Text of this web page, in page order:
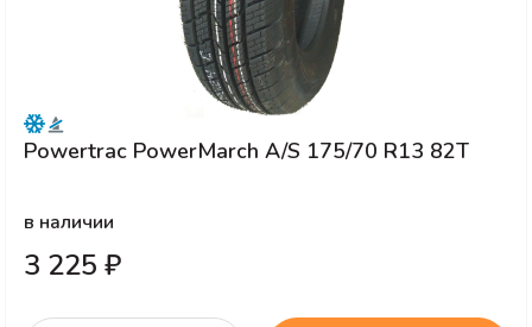
Powertrac PowerMarch A/S 175/70 R13 82T
в наличии
3 225 ₽